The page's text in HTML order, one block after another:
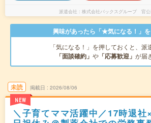
派遣会社 株式会社バックスグループ 官
興味があったら「★気になる！」を
「気になる！」を押しておくと、派
「面談確約」 や 「応募歓迎」 が届
未読
NEW
掲載日 2026/08/06
＼子育てママ活躍中／17時退